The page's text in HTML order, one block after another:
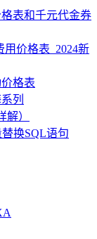
表和千元代金券
价格表_2024新
格表
列
）
换SQL语句